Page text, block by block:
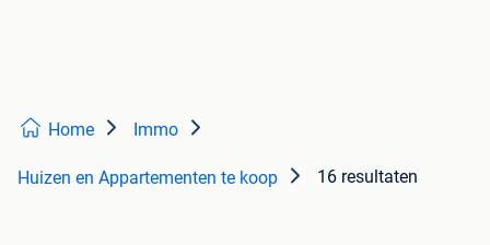
Home Immo
Huizen en Appartementen te koop 16 resultaten